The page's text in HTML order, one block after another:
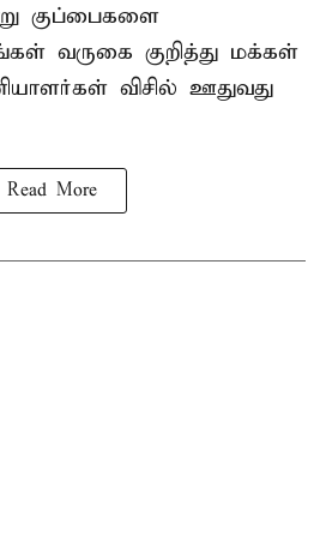
குப்பைகளை
வருகை குறித்து மக்கள்
விசில் ஊதுவது
Read More